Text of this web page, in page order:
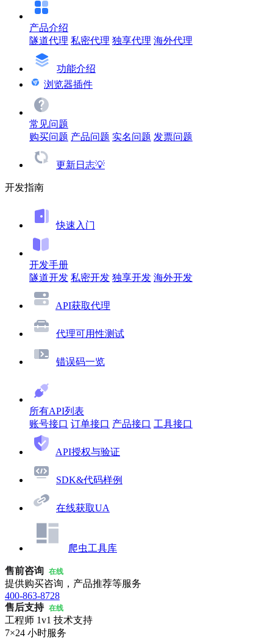
产品介绍
隧道代理 私密代理 独享代理 海外代理
功能介绍
浏览器插件
常见问题
购买问题 产品问题 实名问题 发票问题
更新日志💡
开发指南
快速入门
开发手册
隧道开发 私密开发 独享开发 海外开发
API获取代理
代理可用性测试
错误码一览
所有API列表
账号接口 订单接口 产品接口 工具接口
API授权与验证
SDK&代码样例
在线获取UA
爬虫工具库
售前咨询 在线
提供购买咨询，产品推荐等服务
400-863-8728
售后支持 在线
工程师 1v1 技术支持
7×24 小时服务